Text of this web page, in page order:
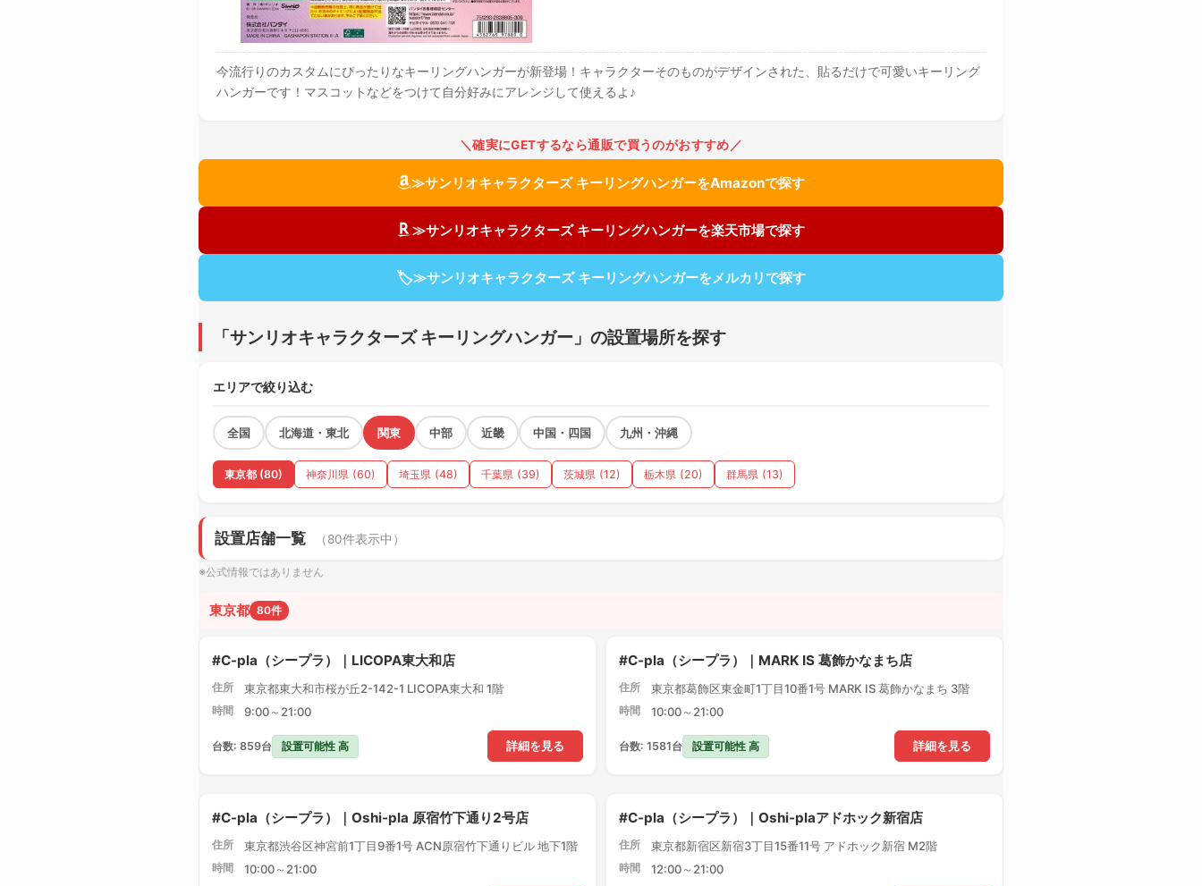
今流行りのカスタムにぴったりなキーリングハンガーが新登場！キャラクターそのものがデザインされた、貼るだけで可愛いキーリング
ハンガーです！マスコットなどをつけて自分好みにアレンジして使えるよ♪
＼確実にGETするなら通販で買うのがおすすめ／
≫サンリオキャラクターズ キーリングハンガーをAmazonで探す
≫サンリオキャラクターズ キーリングハンガーを楽天市場で探す
🏷≫サンリオキャラクターズ キーリングハンガーをメルカリで探す
「サンリオキャラクターズ キーリングハンガー」の設置場所を探す
エリアで絞り込む
全国 北海道・東北 関東 中部 近畿 中国・四国 九州・沖縄
東京都 (80) 神奈川県 (60) 埼玉県 (48) 千葉県 (39) 茨城県 (12) 栃木県 (20) 群馬県 (13)
設置店舗一覧 （80件表示中）
※公式情報ではありません
東京都 80件
#C-pla（シープラ）｜LICOPA東大和店
住所 東京都東大和市桜が丘2-142-1 LICOPA東大和 1階
時間 9:00～21:00
詳細を見る
台数: 859台 設置可能性 高
#C-pla（シープラ）｜MARK IS 葛飾かなまち店
住所 東京都葛飾区東金町1丁目10番1号 MARK IS 葛飾かなまち 3階
時間 10:00～21:00
詳細を見る
台数: 1581台 設置可能性 高
#C-pla（シープラ）｜Oshi-pla 原宿竹下通り2号店
住所 東京都渋谷区神宮前1丁目9番1号 ACN原宿竹下通りビル 地下1階
時間 10:00～21:00
#C-pla（シープラ）｜Oshi-plaアドホック新宿店
住所 東京都新宿区新宿3丁目15番11号 アドホック新宿 M2階
時間 12:00～21:00